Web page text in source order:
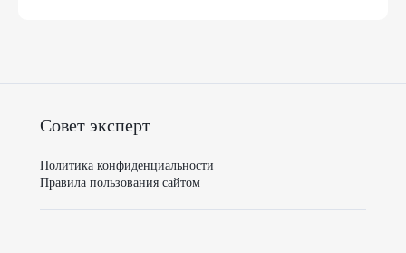
Совет эксперт
Политика конфиденциальности
Правила пользования сайтом